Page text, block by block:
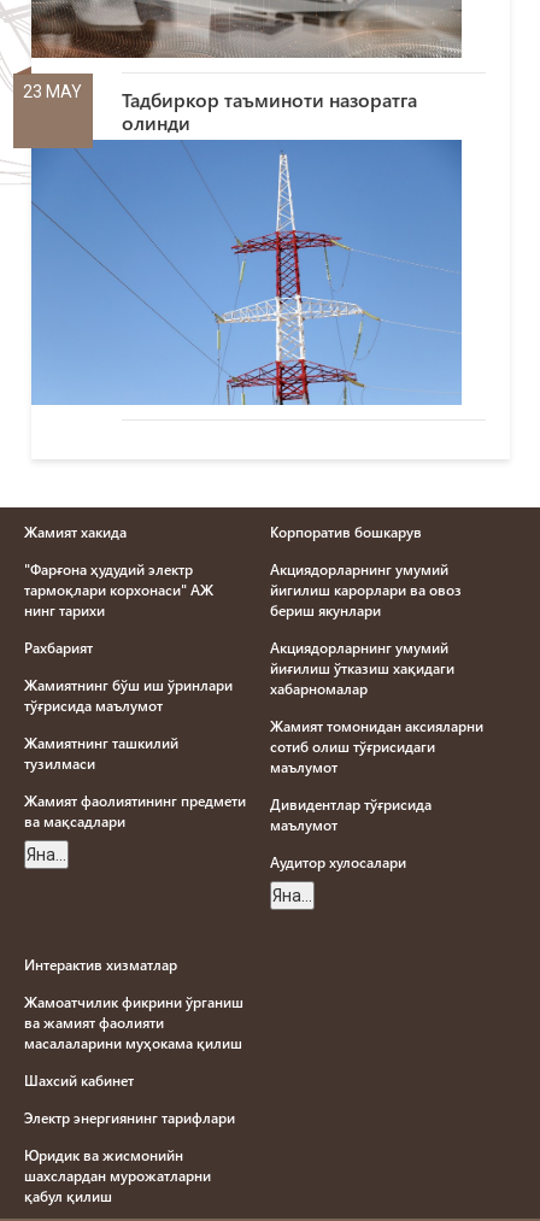
23 MAY
Тадбиркор таъминоти назоратга
олинди
Жамият хакида
"Фарғона ҳудудий электр
тармоқлари корхонаси" АЖ
нинг тарихи
Рахбарият
Жамиятнинг бўш иш ўринлари
тўғрисида маълумот
Жамиятнинг ташкилий
тузилмаси
Жамият фаолиятининг предмети
ва мақсадлари
Яна...
Корпоратив бошкарув
Акциядорларнинг умумий
йигилиш карорлари ва овоз
бериш якунлари
Акциядорларнинг умумий
йиғилиш ўтказиш хақидаги
хабарномалар
Жамият томонидан аксияларни
сотиб олиш тўғрисидаги
маълумот
Дивидентлар тўғрисида
маълумот
Aудитор хулосалари
Яна...
Интерактив хизматлар
Жамоатчилик фикрини ўрганиш
ва жамият фаолияти
масалаларини муҳокама қилиш
Шахсий кабинет
Электр энергиянинг тарифлари
Юридик ва жисмонийн
шахслардан мурожатларни
қабул қилиш